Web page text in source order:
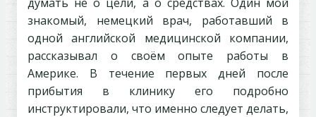
знакомый, немецкий врач, работавший в
одной английской медицинской компании,
рассказывал о своём опыте работы в
Америке. В течение первых дней после
прибытия в клинику его подробно
инструктировали, что именно следует делать,